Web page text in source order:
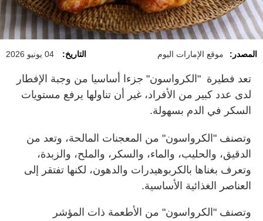
المصدر: موقع الإمارات اليوم التاريخ: 04 يونيو 2026
تعد فطيرة "الكرواسون" جزءا أساسيا من وجبة الإفطار
لدى عدد كبير من الأفراد، غير أن تناولها يرفع مستويات
السكر في الدم بسهولة.
وتصنف "الكرواسون" من المعجنات المالحة، وتعد من
الدقيق، والحليب، والماء، والسكر، والملح، والزبدة،
وتعرف بغناها بالكربوهيدرات والدهون، لكنها تفتقر إلى
العناصر الغذائية الأساسية.
وتصنف "الكرواسون" من الأطعمة ذات المؤشر